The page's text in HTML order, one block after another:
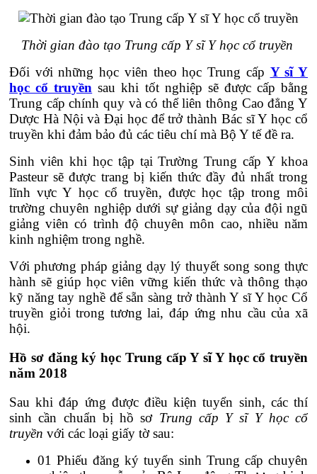
Thời gian đào tạo Trung cấp Y sĩ Y học cổ truyền
Đối với những học viên theo học Trung cấp Y sĩ Y
học cổ truyền sau khi tốt nghiệp sẽ được cấp bằng
Trung cấp chính quy và có thể liên thông Cao đẳng Y
Dược Hà Nội và Đại học để trở thành Bác sĩ Y học cổ
truyền khi đảm bảo đủ các tiêu chí mà Bộ Y tế đề ra.
Sinh viên khi học tập tại Trường Trung cấp Y khoa
Pasteur sẽ được trang bị kiến thức đầy đủ nhất trong
lĩnh vực Y học cổ truyền, được học tập trong môi
trường chuyên nghiệp dưới sự giảng dạy của đội ngũ
giảng viên có trình độ chuyên môn cao, nhiều năm
kinh nghiệm trong nghề.
Với phương pháp giảng dạy lý thuyết song song thực
hành sẽ giúp học viên vững kiến thức và thông thạo
kỹ năng tay nghề để sẵn sàng trở thành Y sĩ Y học Cổ
truyền giỏi trong tương lai, đáp ứng nhu cầu của xã
hội.
Hồ sơ đăng ký học Trung cấp Y sĩ Y học cổ truyền
năm 2018
Sau khi đáp ứng được điều kiện tuyển sinh, các thí
sinh cần chuẩn bị hồ sơ Trung cấp Y sĩ Y học cổ
truyền với các loại giấy tờ sau:
01 Phiếu đăng ký tuyển sinh Trung cấp chuyên